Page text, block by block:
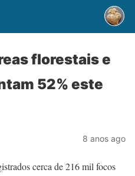
florestais e
52% este
8 anos ago
cerca de 216 mil focos